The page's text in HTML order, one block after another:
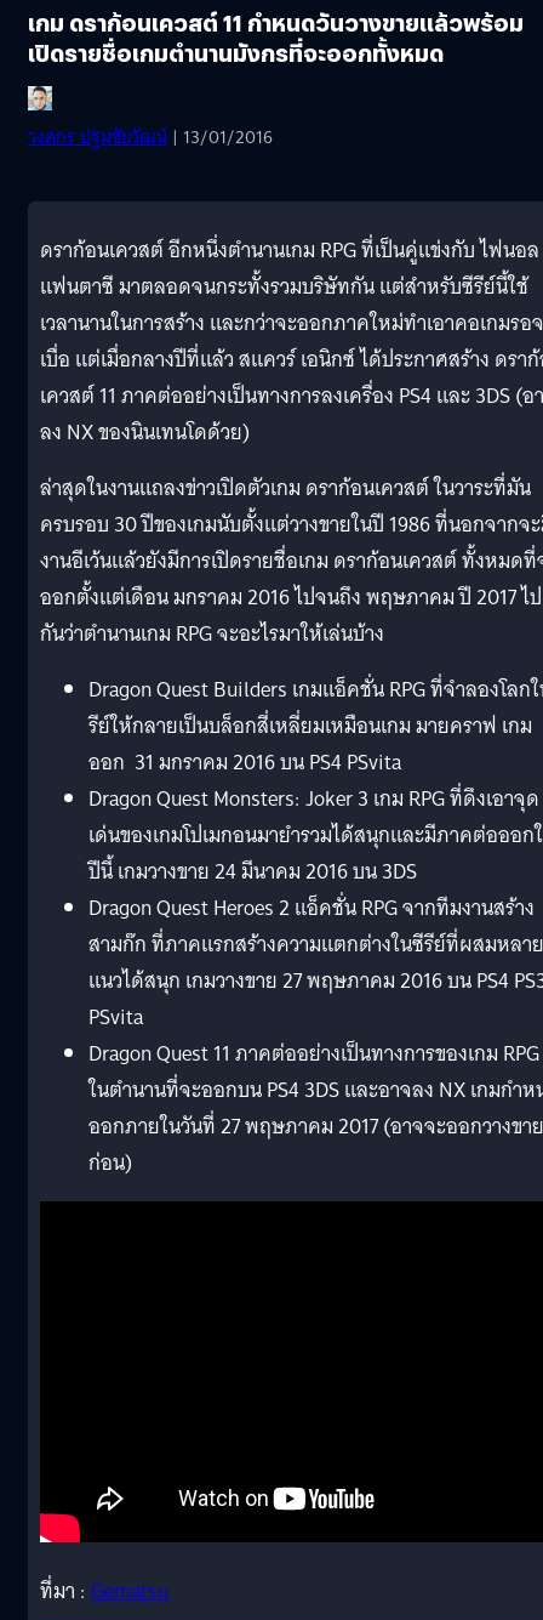
เกม ดราก้อนเควสต์ 11 กำหนดวันวางขายแล้วพร้อม
เปิดรายชื่อเกมตำนานมังกรที่จะออกทั้งหมด
วงศกร ปฐมชัยวัฒน์ | 13/01/2016
ดราก้อนเควสต์ อีกหนึ่งตำนานเกม RPG ที่เป็นคู่แข่งกับ ไฟนอล
แฟนตาซี มาตลอดจนกระทั้งรวมบริษัทกัน แต่สำหรับซีรีย์นี้ใช้
เวลานานในการสร้าง และกว่าจะออกภาคใหม่ทำเอาคอเกมรอ
เบื่อ แต่เมื่อกลางปีที่แล้ว สแควร์ เอนิกซ์ ได้ประกาศสร้าง ดรา
เควสต์ 11 ภาคต่ออย่างเป็นทางการลงเครื่อง PS4 และ 3DS (อ
ลง NX ของนินเทนโดด้วย)
ล่าสุดในงานแถลงข่าวเปิดตัวเกม ดราก้อนเควสต์ ในวาระที่มัน
ครบรอบ 30 ปีของเกมนับตั้งแต่วางขายในปี 1986 ที่นอกจากจ
งานอีเว้นแล้วยังมีการเปิดรายชื่อเกม ดราก้อนเควสต์ ทั้งหมด
ออกตั้งแต่เดือน มกราคม 2016 ไปจนถึง พฤษภาคม ปี 2017 ไ
กันว่าตำนานเกม RPG จะอะไรมาให้เล่นบ้าง
Dragon Quest Builders เกมแอ็คชั่น RPG ที่จำลองโลก
รีย์ให้กลายเป็นบล็อกสี่เหลี่ยมเหมือนเกม มายคราฟ เกม
ออก 31 มกราคม 2016 บน PS4 PSvita
Dragon Quest Monsters: Joker 3 เกม RPG ที่ดึงเอาจุด
เด่นของเกมโปเมกอนมายำรวมได้สนุกและมีภาคต่อออก
ปีนี้ เกมวางขาย 24 มีนาคม 2016 บน 3DS
Dragon Quest Heroes 2 แอ็คชั่น RPG จากทีมงานสร้าง
สามก๊ก ที่ภาคแรกสร้างความแตกต่างในซีรีย์ที่ผสมหลาย
แนวได้สนุก เกมวางขาย 27 พฤษภาคม 2016 บน PS4
PSvita
Dragon Quest 11 ภาคต่ออย่างเป็นทางการของเกม RPG
ในตำนานที่จะออกบน PS4 3DS และอาจลง NX เกมกำ
ออกภายในวันที่ 27 พฤษภาคม 2017 (อาจจะออกวางขาย
ก่อน)
ที่มา : Gematsu